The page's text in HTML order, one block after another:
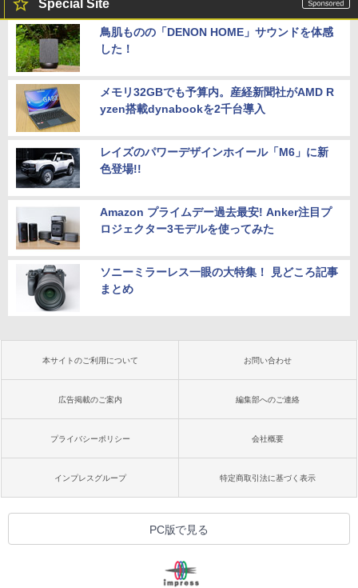
Special Site
鳥肌ものの「DENON HOME」サウンドを体感
した！
メモリ32GBでも予算内。産経新聞社がAMD R
yzen搭載dynabookを2千台導入
レイズのパワーデザインホイール「M6」に新
色登場!!
Amazon プライムデー過去最安! Anker注目プ
ロジェクター3モデルを使ってみた
ソニーミラーレス一眼の大特集！ 見どころ記事
まとめ
本サイトのご利用について お問い合わせ
広告掲載のご案内 編集部へのご連絡
プライバシーポリシー 会社概要
インプレスグループ 特定商取引法に基づく表示
PC版で見る